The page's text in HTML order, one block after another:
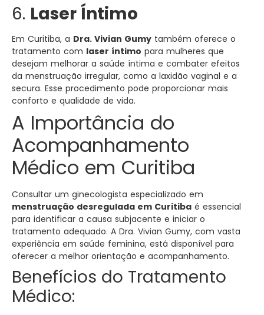
6. Laser Íntimo
Em Curitiba, a Dra. Vivian Gumy também oferece o
tratamento com laser íntimo para mulheres que
desejam melhorar a saúde íntima e combater efeitos
da menstruação irregular, como a laxidão vaginal e a
secura. Esse procedimento pode proporcionar mais
conforto e qualidade de vida.
A Importância do
Acompanhamento
Médico em Curitiba
Consultar um ginecologista especializado em
menstruação desregulada em Curitiba é essencial
para identificar a causa subjacente e iniciar o
tratamento adequado. A Dra. Vivian Gumy, com vasta
experiência em saúde feminina, está disponível para
oferecer a melhor orientação e acompanhamento.
Benefícios do Tratamento
Médico: